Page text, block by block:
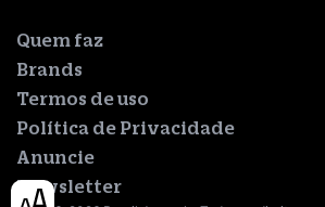
Quem faz
Brands
Termos de uso
Política de Privacidade
Anuncie
Newsletter